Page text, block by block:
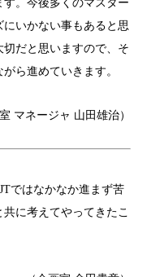
。今後多くのマスター
いかない事もあると思
だと思いますので、そ
ら進めていきます。
室 マネージャ 山田雄治）
ではなかなか進まず苦
に考えてやってきたこ